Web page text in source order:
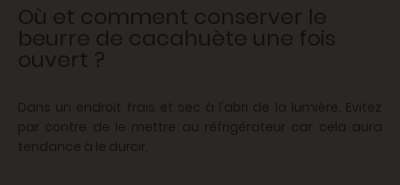
Où et comment conserver le
beurre de cacahuète une fois
ouvert ?
Dans un endroit frais et sec à l'abri de la lumière. Evitez
par contre de le mettre au réfrigérateur car cela aura
tendance à le durcir.